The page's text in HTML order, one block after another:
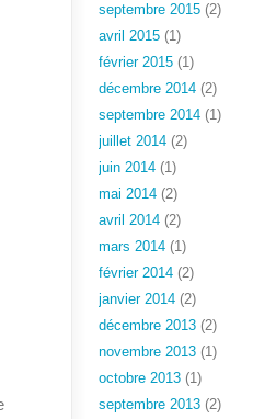
septembre 2015 (2)
avril 2015 (1)
février 2015 (1)
décembre 2014 (2)
septembre 2014 (1)
juillet 2014 (2)
juin 2014 (1)
mai 2014 (2)
avril 2014 (2)
mars 2014 (1)
février 2014 (2)
janvier 2014 (2)
décembre 2013 (2)
novembre 2013 (1)
octobre 2013 (1)
septembre 2013 (2)